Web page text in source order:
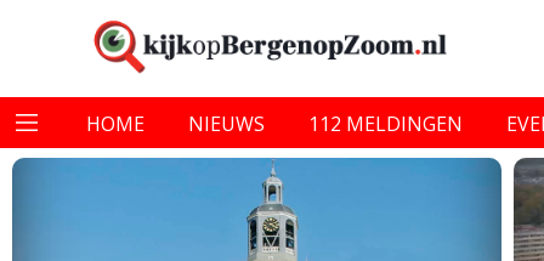
HOME NIEUWS 112 MELDINGEN